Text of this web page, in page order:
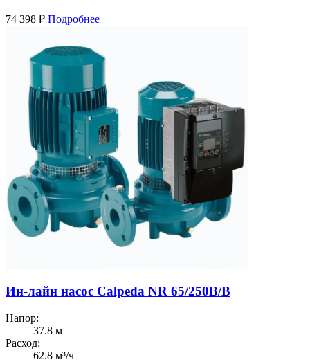
74 398 ₽ Подробнее
Ин-лайн насос Calpeda NR 65/250B/B
Напор:
37.8 м
Расход:
62.8 м³/ч